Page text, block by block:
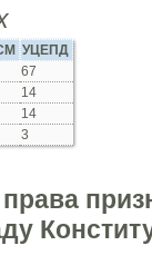
УЦЕПД
67
14
14
3